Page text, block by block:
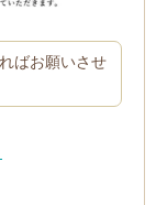
ばお願いさせ